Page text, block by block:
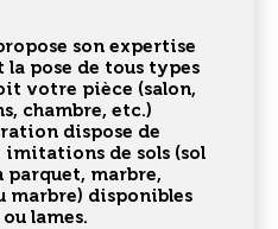
son expertise
la pose de tous types
votre pièce (salon,
chambre, etc.)
dispose de
de sols (sol
marbre,
marbre) disponibles
lames.